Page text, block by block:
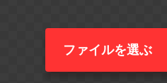
ファイルを選ぶ